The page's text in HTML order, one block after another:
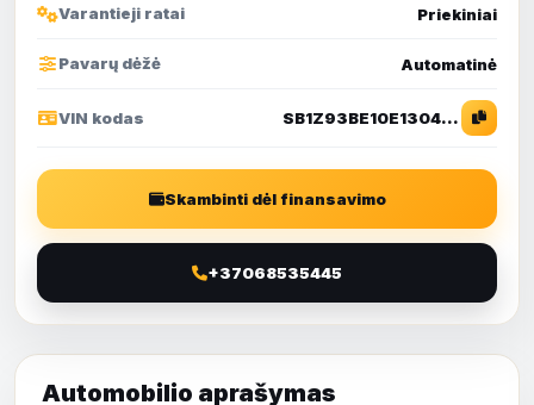
Varantieji ratai Priekiniai
Pavarų dėžė Automatinė
VIN kodas SB1Z93BE10E130450
Skambinti dėl finansavimo
+37068535445